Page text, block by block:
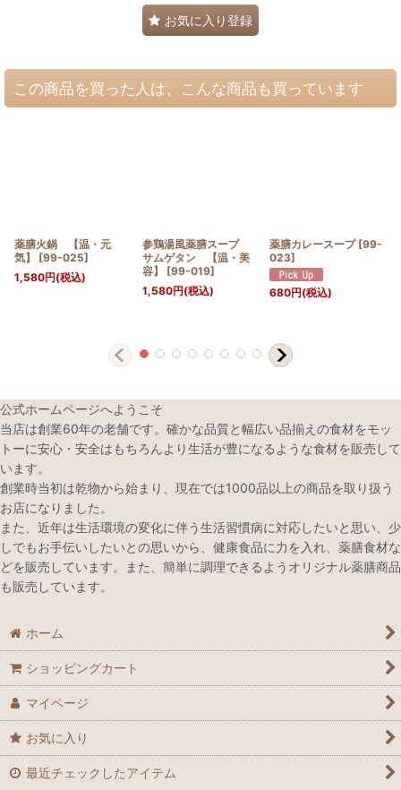
お気に入り登録
この商品を買った人は、こんな商品も買っています
薬膳火鍋 【温・元
気】
[99-025]
1,580円(税込)
参鶏湯風薬膳スープ
サムゲタン 【温・美
容】
[99-019]
1,580円(税込)
薬膳カレースープ [99-
023]
680円(税込)
公式ホームページへようこそ
当店は創業60年の老舗です。確かな品質と幅広い品揃えの食材をモッ
トーに安心・安全はもちろんより生活が豊になるような食材を販売して
います。
創業時当初は乾物から始まり、現在では1000品以上の商品を取り扱う
お店になりました。
また、近年は生活環境の変化に伴う生活習慣病に対応したいと思い、少
しでもお手伝いしたいとの思いから、健康食品に力を入れ、薬膳食材な
どを販売しています。また、簡単に調理できるようオリジナル薬膳商品
も販売しています。
ホーム
ショッピングカート
マイページ
お気に入り
最近チェックしたアイテム